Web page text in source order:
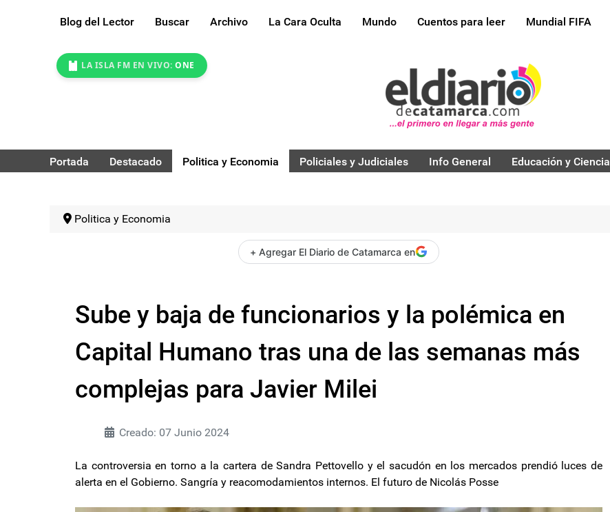
Blog del Lector Buscar Archivo La Cara Oculta Mundo Cuentos para leer Mundial FIFA
LA ISLA FM EN VIVO: ONE
Portada Destacado Politica y Economia Policiales y Judiciales Info General Educación y Ciencia
Politica y Economia
+ Agregar El Diario de Catamarca en
Sube y baja de funcionarios y la polémica en
Capital Humano tras una de las semanas más
complejas para Javier Milei
Creado: 07 Junio 2024
La controversia en torno a la cartera de Sandra Pettovello y el sacudón en los mercados prendió luces de
alerta en el Gobierno. Sangría y reacomodamientos internos. El futuro de Nicolás Posse